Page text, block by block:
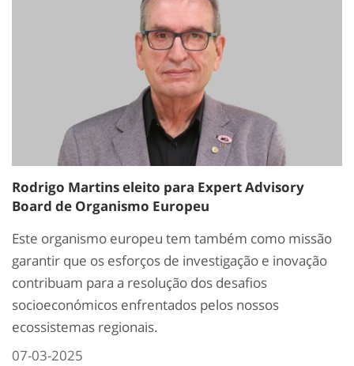
Rodrigo Martins eleito para Expert Advisory
Board de Organismo Europeu
Este organismo europeu tem também como missão
garantir que os esforços de investigação e inovação
contribuam para a resolução dos desafios
socioeconómicos enfrentados pelos nossos
ecossistemas regionais.
07-03-2025